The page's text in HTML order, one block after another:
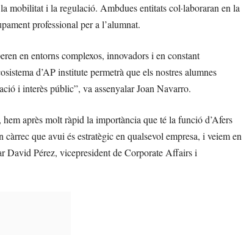
mobilitat i la regulació. Ambdues entitats col·laboraran en la
professional per a l’alumnat.
en entorns complexos, innovadors i en constant
d’AP institute permetrà que els nostres alumnes
i interès públic”, va assenyalar Joan Navarro.
après molt ràpid la importància que té la funció d’Afers
que avui és estratègic en qualsevol empresa, i veiem en
David Pérez, vicepresident de Corporate Affairs i